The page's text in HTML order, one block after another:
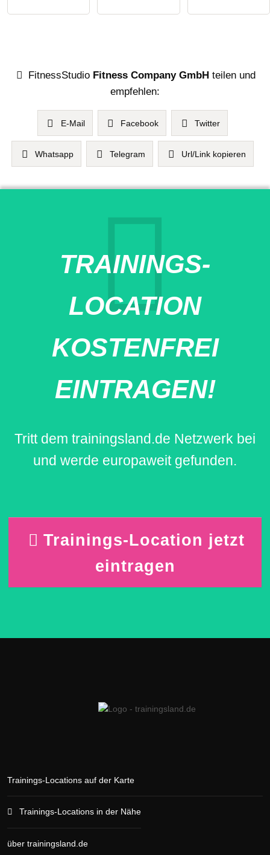
FitnessStudio Fitness Company GmbH teilen und
empfehlen:
E-Mail Facebook Twitter
Whatsapp Telegram Url/Link kopieren
TRAININGS-
LOCATION
KOSTENFREI
EINTRAGEN!
Tritt dem trainingsland.de Netzwerk bei
und werde europaweit gefunden.
Trainings-Location jetzt
eintragen
Trainings-Locations auf der Karte
Trainings-Locations in der Nähe
über trainingsland.de